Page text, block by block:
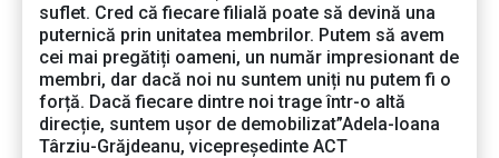
suflet. Cred că fiecare filială poate să devină una
puternică prin unitatea membrilor. Putem să avem
cei mai pregătiți oameni, un număr impresionant de
membri, dar dacă noi nu suntem uniți nu putem fi o
forță. Dacă fiecare dintre noi trage într-o altă
direcție, suntem ușor de demobilizat”Adela-Ioana
Târziu-Grăjdeanu, vicepreședinte ACT